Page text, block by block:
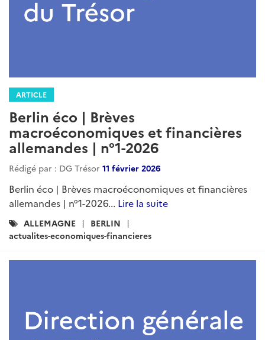
ARTICLE
Berlin éco | Brèves
macroéconomiques et financières
allemandes | n°1-2026
Rédigé par : DG Trésor 11 février 2026
Berlin éco | Brèves macroéconomiques et financières
allemandes | n°1-2026... Lire la suite
Catégories
:
ALLEMAGNE
BERLIN
actualites-economiques-financieres